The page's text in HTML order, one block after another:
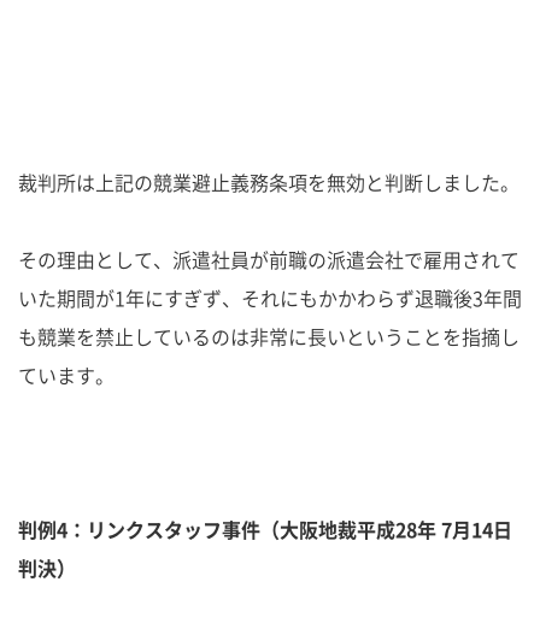
裁判所は上記の競業避止義務条項を無効と判断しました。
その理由として、派遣社員が前職の派遣会社で雇用されて
いた期間が1年にすぎず、それにもかかわらず退職後3年間
も競業を禁止しているのは非常に長いということを指摘し
ています。
判例4：リンクスタッフ事件（大阪地裁平成28年 7月14日
判決）